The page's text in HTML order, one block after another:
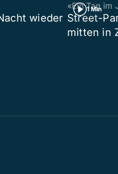
wieder
1 Min
«Ein Tag im
Street-
mitten in